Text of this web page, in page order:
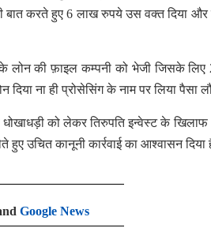
बात करते हुए 6 लाख रुपये उस वक्त दिया
की फ़ाइल कम्पनी को भेजी जिसके लिए
ना ही प्रोसेसिंग के नाम पर लिया पैसा
को लेकर तिरुपति इन्वेस्ट के खिलाफ
हुए उचित कानूनी कार्रवाई का आश्वासन दिया
Google News